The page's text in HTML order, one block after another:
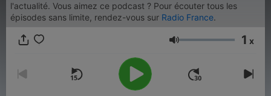
l'actualité. Vous aimez ce podcast ? Pour écouter tous les
épisodes sans limite, rendez-vous sur Radio France.
Volume 1 x